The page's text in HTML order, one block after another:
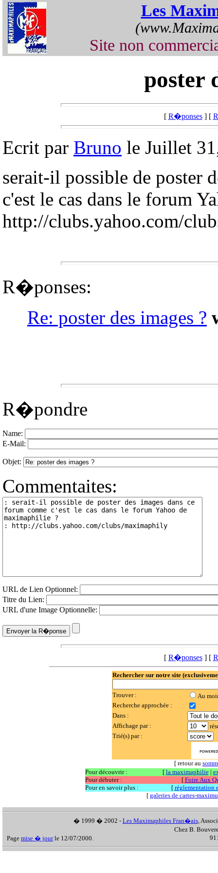
Les
Site non
poster
[ R�ponses] [
Ecrit par Bruno le Juillet
serait-il possible de poster
c'est le cas dans le forum
http://clubs.yahoo.com/
R�ponses:
Re: poster des images ?
R�pondre
Name:
E-Mail:
Objet:
Commentaites:
URL de Lien Optionnel:
Titre du Lien:
URL d'une Image Optionnelle:
[ R�ponses] [
Rechercher sur notre site
Trouver :
Au
Recherche approchée :
Dans :
Affichage par :
Trié(s) par :
[ retour au
Pour découvrir :
[ la maximaphilie|
Pour débuter :
[ Foire Aux
Pour en savoir plus :
[ réglementation
[ galeries de cartes-
� 1999 � 2002 - Les Maximaphiles Fran�ais,
Chez B.
Page mise � jourle 12/07/2000.